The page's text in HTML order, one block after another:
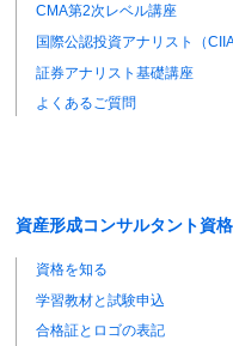
CMA第2次レベル講座
国際公認投資アナリスト（CIIA
証券アナリスト基礎講座
よくあるご質問
資産形成コンサルタント資格
資格を知る
学習教材と試験申込
合格証とロゴの表記